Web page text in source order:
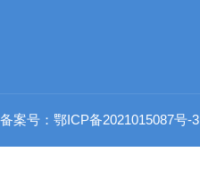
备案号：鄂ICP备2021015087号-3